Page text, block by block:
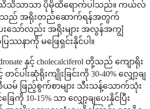
သိသိသာသာ ပိုမိုထိရောက်ပါသည်။ ကယ်လ်
းသည် အရိုးတည်ဆောက်ရန်အတွက်
းသော်လည်း အရိုးများ အလွန်အကျွံ
ြဿနာကို မဖြေရှင်းနိုင်ပါ။
နှင့် cholecalciferol တို့သည် ကျောရိုး
တင်ပါးဆုံရိုးကျိုးခြင်းကို 30-40% လျှော့ချ
မ် ဖြည့်စွက်စာများ သီးသန့်သောက်သုံး
ေကို 10-15% သာ လျှော့ချပေးနိုင်ပြီး